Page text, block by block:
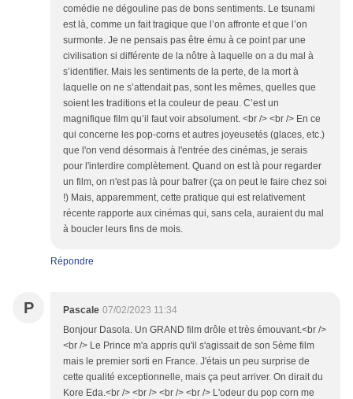
comédie ne dégouline pas de bons sentiments. Le tsunami
est là, comme un fait tragique que l’on affronte et que l’on
surmonte. Je ne pensais pas être ému à ce point par une
civilisation si différente de la nôtre à laquelle on a du mal à
s’identifier. Mais les sentiments de la perte, de la mort à
laquelle on ne s’attendait pas, sont les mêmes, quelles que
soient les traditions et la couleur de peau. C’est un
magnifique film qu’il faut voir absolument. <br /> <br /> En ce
qui concerne les pop-corns et autres joyeusetés (glaces, etc.)
que l'on vend désormais à l'entrée des cinémas, je serais
pour l'interdire complètement. Quand on est là pour regarder
un film, on n'est pas là pour bafrer (ça on peut le faire chez soi
!) Mais, apparemment, cette pratique qui est relativement
récente rapporte aux cinémas qui, sans cela, auraient du mal
à boucler leurs fins de mois.
Répondre
P Pascale 07/02/2023 11:34
Bonjour Dasola. Un GRAND film drôle et très émouvant.<br />
<br /> Le Prince m'a appris qu'il s'agissait de son 5ème film
mais le premier sorti en France. J'étais un peu surprise de
cette qualité exceptionnelle, mais ça peut arriver. On dirait du
Kore Eda.<br /> <br /> <br /> <br /> L'odeur du pop corn me